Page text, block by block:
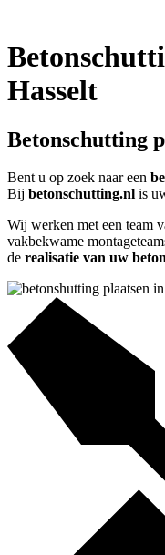
Hasselt
Betonschutting
Bent u op zoek naar een
Bij betonschutting.nl is
Wij werken met een team
vakbekwame
de realisatie van uw